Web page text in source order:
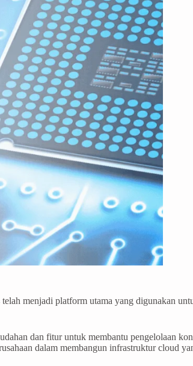
telah menjadi platform utama yang digunakan
dan fitur untuk membantu pengelolaan
dalam membangun infrastruktur cloud